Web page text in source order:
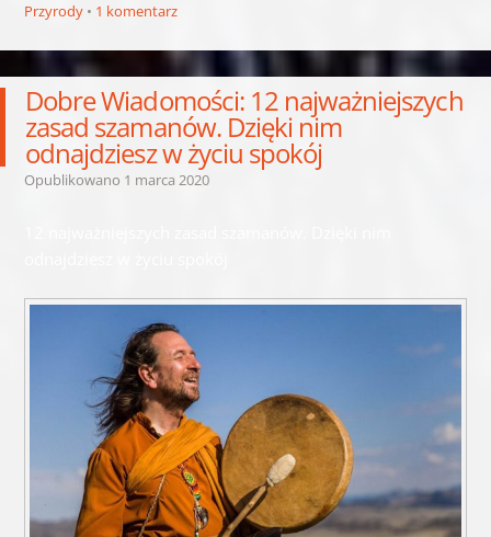
Przyrody
1 komentarz
Dobre Wiadomości: 12 najważniejszych
zasad szamanów. Dzięki nim
odnajdziesz w życiu spokój
Opublikowano 1 marca 2020